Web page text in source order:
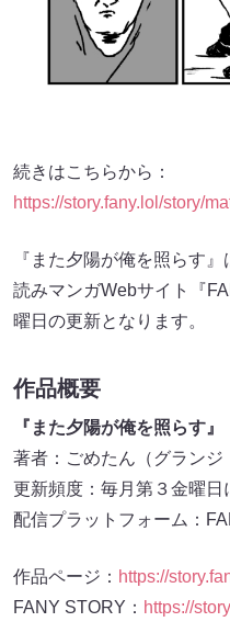
続きはこちらから：
https://story.fany.lol/story/
『また夕陽が俺を照らす
読みマンガWebサイト『
曜日の更新となります。
作品概要
『また夕陽が俺を照らす』
著者：ごめたん（グランジ
更新頻度：毎月第３金曜日
配信プラットフォーム：
作品ページ： https://
FANY STORY： https://